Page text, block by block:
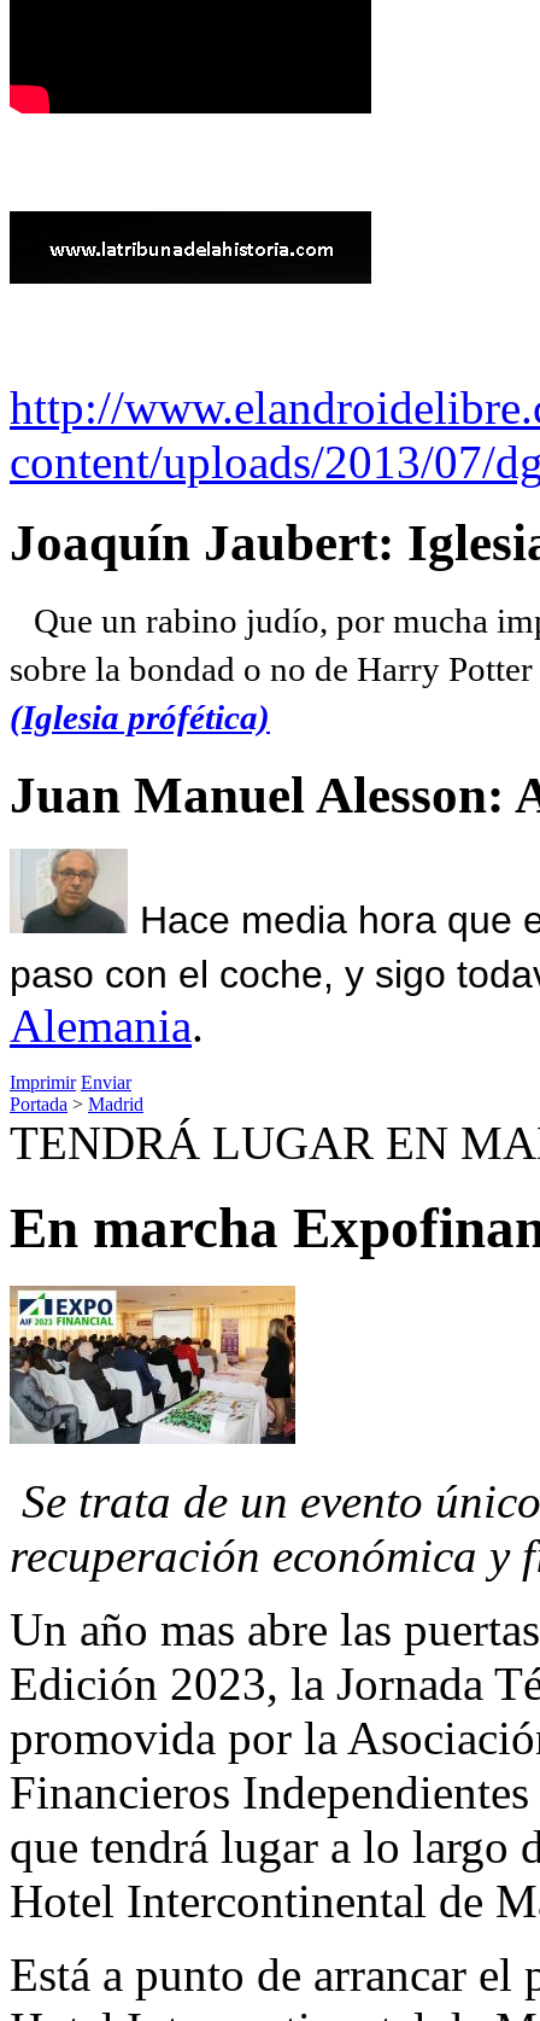
http://
content/uploads/2013/07/
Joaquín Jaubert:
Que un rabino judío, por mucha
sobre la bondad o no de Harry
(Iglesia prófética)
Juan Manuel Alesson:
Hace media hora que
paso con el coche, y sigo
Alemania.
Imprimir Enviar
Portada > Madrid
TENDRÁ LUGAR EN
En marcha
Se trata de un evento
recuperación económica y
Un año mas abre las
Edición 2023, la Jornada
promovida por la
Financieros
que tendrá lugar a lo largo
Hotel Intercontinental de
Está a punto de arrancar